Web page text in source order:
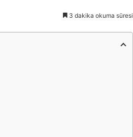
3 dakika okuma süresi